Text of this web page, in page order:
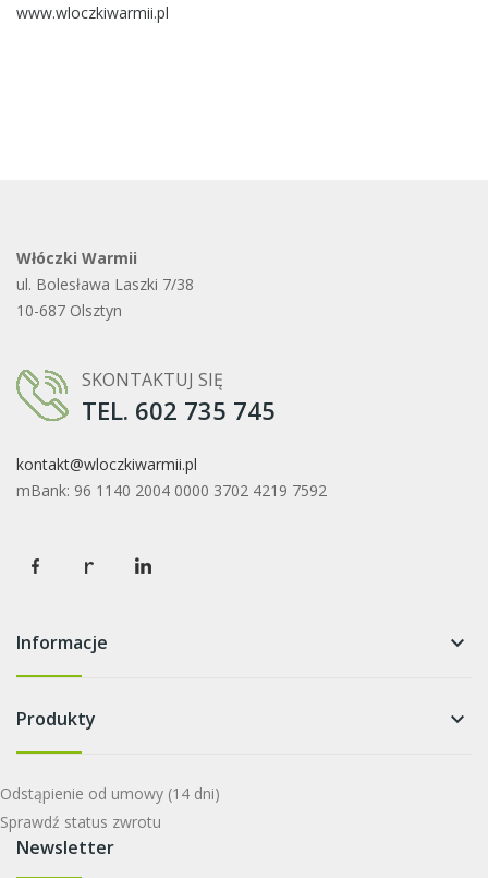
www.wloczkiwarmii.pl
Włóczki Warmii
ul. Bolesława Laszki 7/38
10-687 Olsztyn
SKONTAKTUJ SIĘ
TEL. 602 735 745
kontakt@wloczkiwarmii.pl
mBank: 96 1140 2004 0000 3702 4219 7592
Informacje keyboard_arrow_down
Produkty keyboard_arrow_down
Odstąpienie od umowy (14 dni)
Sprawdź status zwrotu
Newsletter